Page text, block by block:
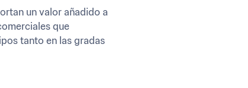
un valor añadido a
que
tanto en las gradas